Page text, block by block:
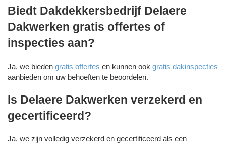
Biedt Dakdekkersbedrijf Delaere
Dakwerken gratis offertes of
inspecties aan?
Ja, we bieden gratis offertes en kunnen ook gratis dakinspecties
aanbieden om uw behoeften te beoordelen.
Is Delaere Dakwerken verzekerd en
gecertificeerd?
Ja, we zijn volledig verzekerd en gecertificeerd als een